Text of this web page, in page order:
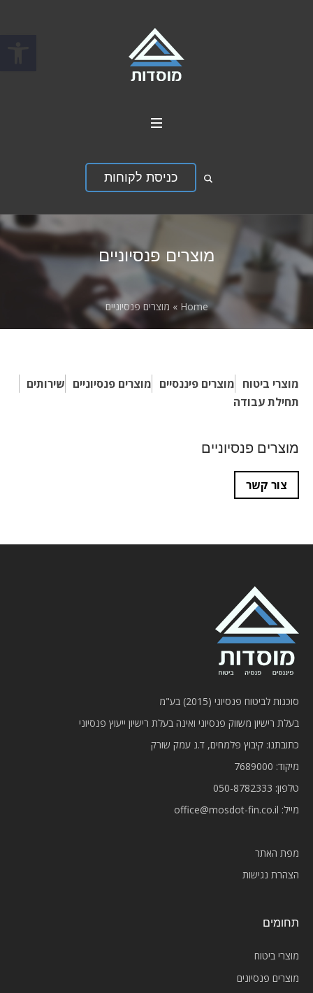
כניסת לקוחות
מוצרים פנסיוניים
Home
» מוצרים פנסיוניים
מוצרי ביטוח מוצרים פיננסיים מוצרים פנסיוניים שירותים
תחילת עבודה
מוצרים פנסיוניים
צור קשר
סוכנות לביטוח פנסיוני (2015) בע"מ
בעלת רישיון משווק פנסיוני ואינה בעלת רישיון ייעוץ פנסיוני
כתובתנו: קיבוץ פלמחים, ד.נ עמק שורק
מיקוד: 7689000
טלפון: 050-8782333
מייל: office@mosdot-fin.co.il
מפת האתר
הצהרת נגישות
תחומים
מוצרי ביטוח
מוצרים פנסיונים